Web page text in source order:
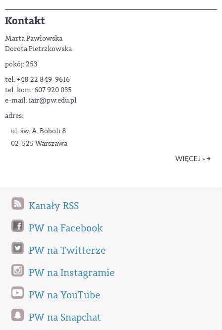
Kontakt
Marta Pawłowska
Dorota Pietrzkowska
pokój: 253
tel: +48 22 849-9616
tel. kom: 607 920 035
e-mail:iair@pw.edu.pl
adres:
ul. św. A. Boboli 8
02-525 Warszawa
WIĘCEJ »
Kanały RSS
PW na Facebook
PW na Twitterze
PW na Instagramie
PW na YouTube
PW na Snapchat